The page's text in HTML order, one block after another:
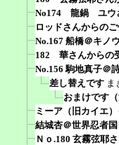
No174 龍鍋 ユウ
ロッドさんからの
No.167 船橋＠キノ
182 華さんからの
No.156 駒地真子＠
差し替えです ま
おまけです
ミーア（旧カイエ
結城杏＠世界忍者
Ｎｏ.180 玄霧弦耶